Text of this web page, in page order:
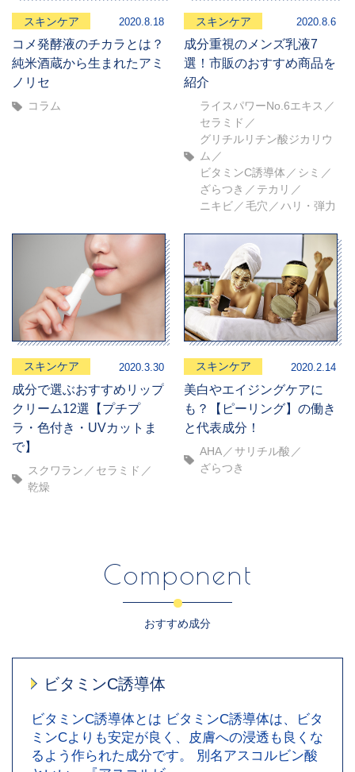
スキンケア 2020.8.18
コメ発酵液のチカラとは？
純米酒蔵から生まれたアミ
ノリセ
コラム
スキンケア 2020.8.6
成分重視のメンズ乳液7
選！市販のおすすめ商品を
紹介
ライスパワーNo.6エキス
セラミド
グリチルリチン酸ジカリウ
ム
ビタミンC誘導体
シミ
ざらつき
テカリ
ニキビ
毛穴 ハリ・弾力
スキンケア 2020.3.30
成分で選ぶおすすめリップ
クリーム12選【プチプ
ラ・色付き・UVカットま
で】
スクワラン
セラミド
乾燥
スキンケア 2020.2.14
美白やエイジングケアに
も？【ピーリング】の働き
と代表成分！
AHA
サリチル酸
ざらつき
Component
おすすめ成分
ビタミンC誘導体
ビタミンC誘導体とは ビタミンC誘導体は、ビタ
ミンCよりも安定が良く、皮膚への浸透も良くな
るよう作られた成分です。 別名アスコルビン酸